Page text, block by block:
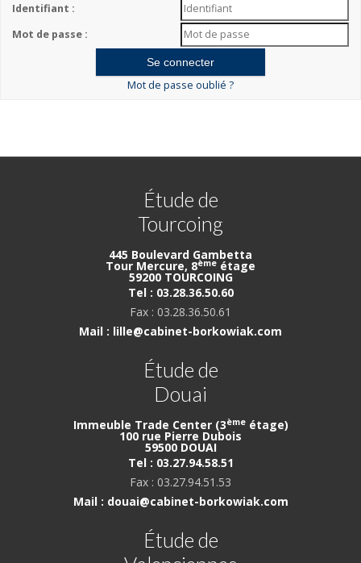
Identifiant :
Mot de passe :
Mot de passe oublié ?
Étude de
Tourcoing
445 Boulevard Gambetta
Tour Mercure, 8ème étage
59200 TOURCOING
Tel : 03.28.36.50.60
Fax : 03.28.36.50.61
Mail : lille@cabinet-borkowiak.com
Étude de
Douai
Immeuble Trade Center (3èmeétage)
100 rue Pierre Dubois
59500 DOUAI
Tel : 03.27.94.58.51
Fax : 03.27.94.51.53
Mail : douai@cabinet-borkowiak.com
Étude de